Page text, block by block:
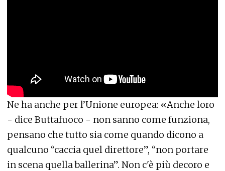
Ne ha anche per l’Unione europea: «Anche loro
- dice Buttafuoco - non sanno come funziona,
pensano che tutto sia come quando dicono a
qualcuno “caccia quel direttore”, “non portare
in scena quella ballerina”. Non c'è più decoro e